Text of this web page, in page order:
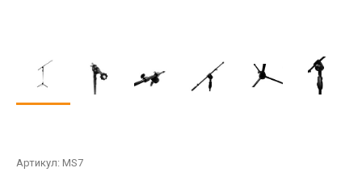
Артикул: MS7